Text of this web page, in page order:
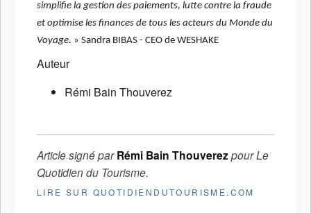
simplifie la gestion des paiements, lutte contre la fraude
et optimise les finances de tous les acteurs du Monde du
Voyage. » Sandra BIBAS - CEO de WESHAKE
Auteur
Rémi Bain Thouverez
Article signé parRémi Bain ThouverezpourLe
Quotidien du Tourisme.
LIRE SUR QUOTIDIENDUTOURISME.COM